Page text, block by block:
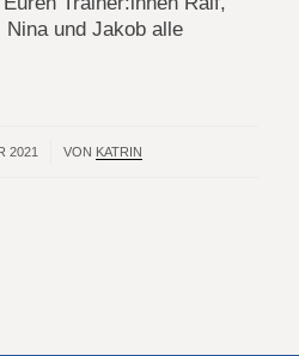
und Jakob alle
2021 VON KATRIN